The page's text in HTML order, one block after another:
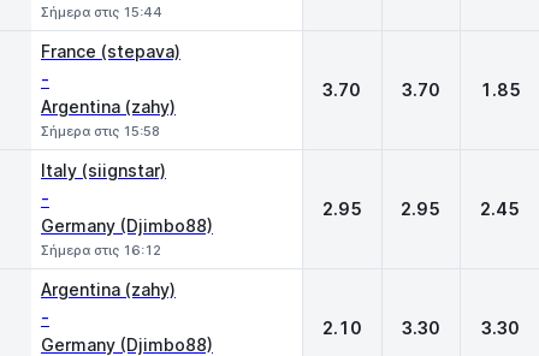
Σήμερα στις 15:44
France (stepava)
-
Argentina (zahy)
Σήμερα στις 15:58
3.70 3.70 1.85
Italy (siignstar)
-
Germany (Djimbo88)
Σήμερα στις 16:12
2.95 2.95 2.45
Argentina (zahy)
-
Germany (Djimbo88)
2.10 3.30 3.30